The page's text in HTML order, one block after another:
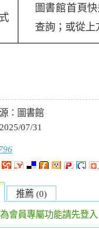
圖書館首頁
查詢；或從上
： 圖書館
2025/07/31
推薦 (0)
會員專屬功能請先登入